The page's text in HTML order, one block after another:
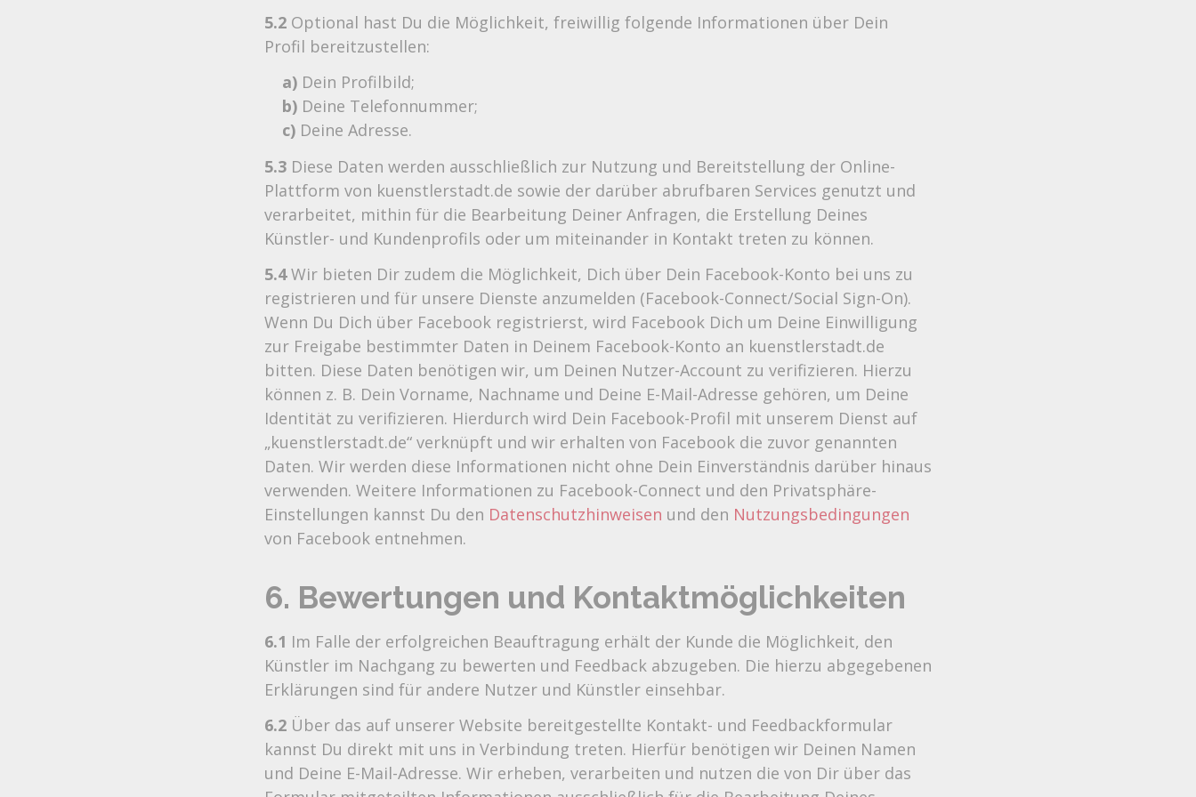
5.2 Optional hast Du die Möglichkeit, freiwillig folgende Informationen über Dein
Profil bereitzustellen:
a) Dein Profilbild;
b) Deine Telefonnummer;
c) Deine Adresse.
5.3 Diese Daten werden ausschließlich zur Nutzung und Bereitstellung der Online-
Plattform von kuenstlerstadt.de sowie der darüber abrufbaren Services genutzt und
verarbeitet, mithin für die Bearbeitung Deiner Anfragen, die Erstellung Deines
Künstler- und Kundenprofils oder um miteinander in Kontakt treten zu können.
5.4Wir bieten Dir zudem die Möglichkeit, Dich über Dein Facebook-Konto bei uns zu
registrieren und für unsere Dienste anzumelden (Facebook-Connect/Social Sign-On).
Wenn Du Dich über Facebook registrierst, wird Facebook Dich um Deine Einwilligung
zur Freigabe bestimmter Daten in Deinem Facebook-Konto an kuenstlerstadt.de
bitten. Diese Daten benötigen wir, um Deinen Nutzer-Account zu verifizieren. Hierzu
können z. B. Dein Vorname, Nachname und Deine E-Mail-Adresse gehören, um Deine
Identität zu verifizieren. Hierdurch wird Dein Facebook-Profil mit unserem Dienst auf
„kuenstlerstadt.de“ verknüpft und wir erhalten von Facebook die zuvor genannten
Daten. Wir werden diese Informationen nicht ohne Dein Einverständnis darüber hinaus
verwenden. Weitere Informationen zu Facebook-Connect und den Privatsphäre-
Einstellungen kannst Du den Datenschutzhinweisen und den Nutzungsbedingungen
von Facebook entnehmen.
6. Bewertungen und Kontaktmöglichkeiten
6.1 Im Falle der erfolgreichen Beauftragung erhält der Kunde die Möglichkeit, den
Künstler im Nachgang zu bewerten und Feedback abzugeben. Die hierzu abgegebenen
Erklärungen sind für andere Nutzer und Künstler einsehbar.
6.2 Über das auf unserer Website bereitgestellte Kontakt- und Feedbackformular
kannst Du direkt mit uns in Verbindung treten. Hierfür benötigen wir Deinen Namen
und Deine E-Mail-Adresse. Wir erheben, verarbeiten und nutzen die von Dir über das